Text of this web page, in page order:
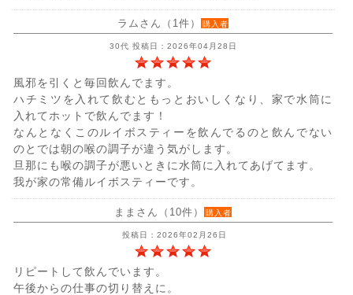
ラムさん（1件） 購入者
30代 投稿日：2026年04月28日
風邪を引くと毎回飲んでます。
ハチミツを入れて飲むともっとおいしくなり、家で水筒に
入れてホットで飲んでます！
なんとなくこのルイボスティーを飲んでるのと飲んでない
のとでは朝の喉の調子が違う気がします。
旦那にも喉の調子が悪いときに水筒に入れてあげてます。
我が家の常備ルイボスティーです。
ままさん（10件） 購入者
投稿日：2026年02月26日
リピートして飲んでいます。
午後からの仕事の切り替えに。